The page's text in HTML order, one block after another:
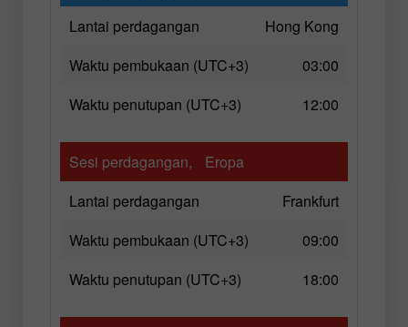
Lantai perdagangan
Hong Kong
Waktu pembukaan (UTC+3)
03:00
Waktu penutupan (UTC+3)
12:00
Sesi perdagangan,
Eropa
Lantai perdagangan
Frankfurt
Waktu pembukaan (UTC+3)
09:00
Waktu penutupan (UTC+3)
18:00